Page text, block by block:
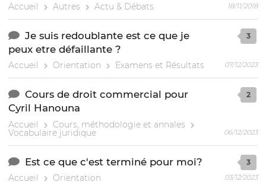
Accueil Autres Actu & Débats 18/11/2018
Je suis redoublante est ce que je
peux etre défaillante ?
Accueil Orientation Examens et Résultats
3
07/12/2023
Cours de droit commercial pour
Cyril Hanouna
Accueil Cours, méthodologie et annales
Vocabulaire juridique
2
06/12/2023
Est ce que c'est terminé pour moi?
Accueil Orientation
3
03/12/2023